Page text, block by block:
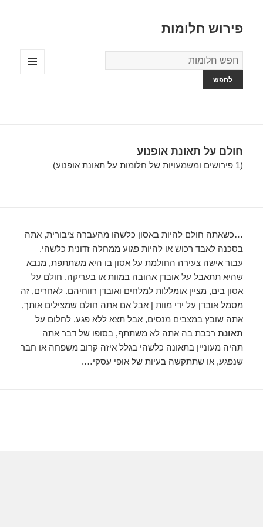
פירוש חלומות
מילון
החלומות
חולם על תאונת אופנוע
(1 פירושים ומשמעויות של חלומות על תאונת אופנוע)
…כשאתה חולם להיות באסון כלשהו מהעברה ציבורית, אתה
בסכנה לאבד רכוש או להיות פגוע ממחלה זדונית כלשהי.
עבור אישה צעירה החולמת על אסון בו היא משתתפת, מנבא
שהיא תתאבל על אובדן אהובה במוות או בעריקה. חולם על
אסון בים, מציין אומללות למלחים ואובדן רווחיהם. לאחרים, זה
מסמל אובדן על ידי מוות | אבל אם אתה חולם שמצילים אותך,
אתה שובץ במצבים מנסים, אבל תצא ללא פגע. לחלום על
תאונת רכבת בה אתה לא משתתף, בסופו של דבר אתה
תהיה מעוניין בתאונה כלשהי בגלל איזה קרוב משפחה או חבר
שנפגע, או שתתקשה בעיות של אופי עסקי….